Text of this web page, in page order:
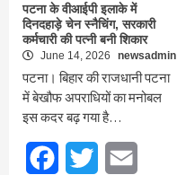
पटना के वीआईपी इलाके में
दिनदहाड़े चेन स्नैचिंग, सरकारी
कर्मचारी की पत्नी बनी शिकार
June 14, 2026 newsadmin
पटना। बिहार की राजधानी पटना
में बेखौफ अपराधियों का मनोबल
इस कदर बढ़ गया है…
FacebookTwitter